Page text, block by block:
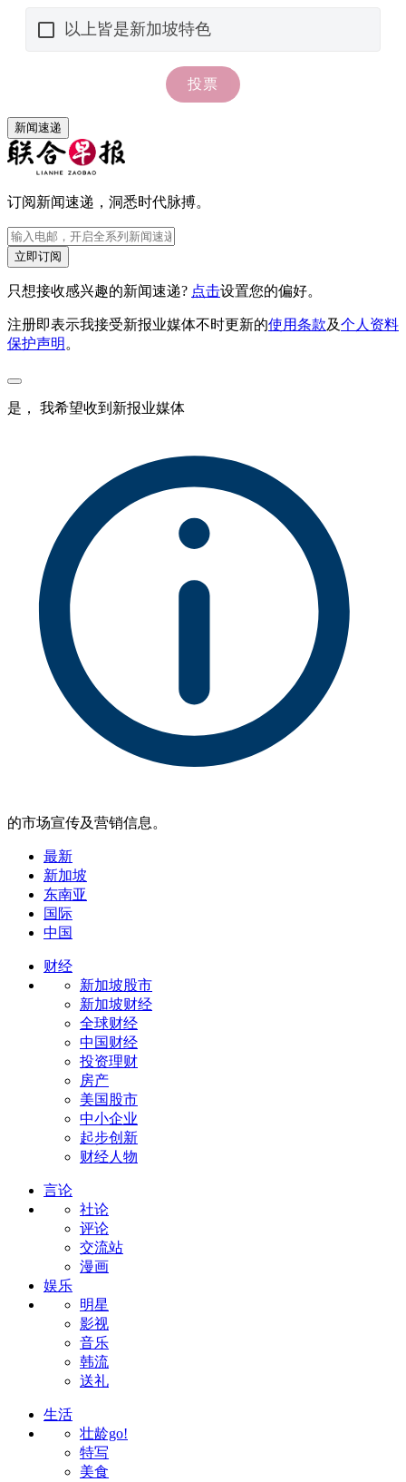
新闻速递
订阅新闻速递，洞悉时代脉搏。
立即订阅
只想接收感兴趣的新闻速递? 点击设置您的偏好。
注册即表示我接受新报业媒体不时更新的使用条款及个人资料
保护声明。
是， 我希望收到新报业媒体
的市场宣传及营销信息。
最新
新加坡
东南亚
国际
中国
财经
新加坡股市
新加坡财经
全球财经
中国财经
投资理财
房产
美国股市
中小企业
起步创新
财经人物
言论
社论
评论
交流站
漫画
娱乐
明星
影视
音乐
韩流
送礼
生活
壮龄go!
特写
美食